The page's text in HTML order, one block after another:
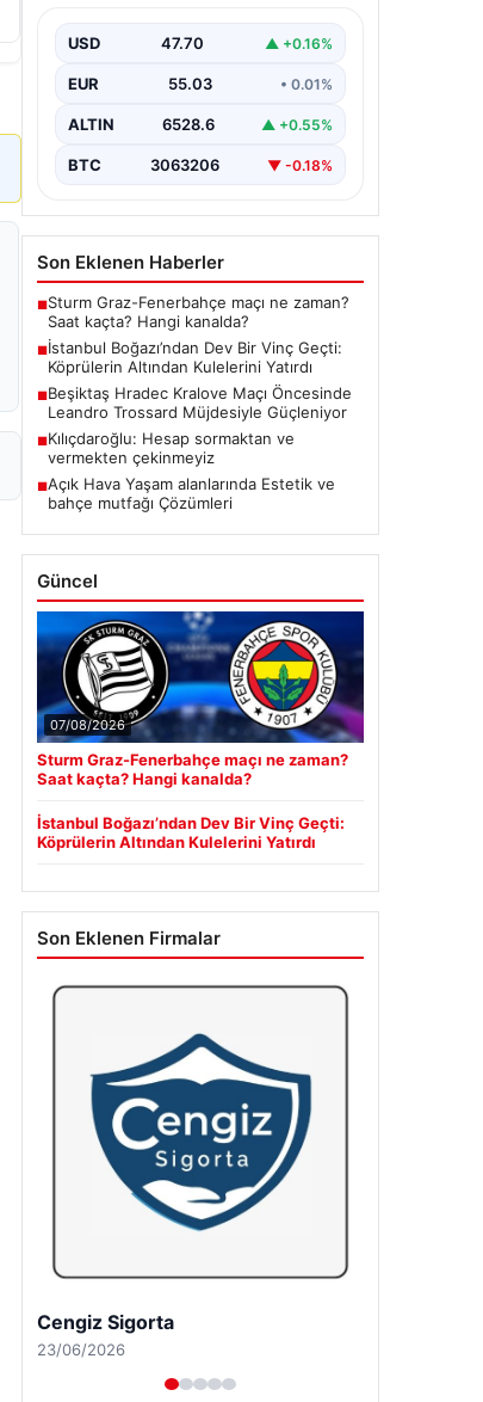
İstanbul Boğazı'nda eşsiz bir
bölgedeki denizcilik ve altyapı
USD 47.70 ▲ +0.16%
EUR 55.03 • 0.01%
ALTIN 6528.6 ▲ +0.55%
BTC 3063206 ▼ -0.18%
Son Eklenen Haberler
■Sturm Graz-Fenerbahçe maçı ne zaman?
Saat kaçta? Hangi kanalda?
■İstanbul Boğazı’ndan Dev Bir Vinç Geçti:
Köprülerin Altından Kulelerini Yatırdı
■Beşiktaş Hradec Kralove Maçı Öncesinde
Leandro Trossard Müjdesiyle Güçleniyor
■Kılıçdaroğlu: Hesap sormaktan ve
vermekten çekinmeyiz
■Açık Hava Yaşam alanlarında Estetik ve
bahçe mutfağı Çözümleri
Güncel
07/08/2026
Sturm Graz-Fenerbahçe maçı ne zaman?
Saat kaçta? Hangi kanalda?
İstanbul Boğazı’ndan Dev Bir Vinç Geçti:
Köprülerin Altından Kulelerini Yatırdı
Son Eklenen Firmalar
Cengiz Sigorta
23/06/2026